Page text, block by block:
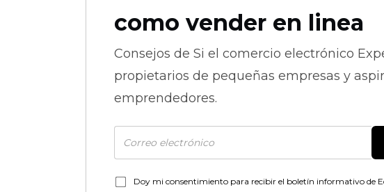
como vender en linea
Consejos de Si el comercio electrónico
propietarios de pequeñas empresas y
emprendedores.
Doy mi consentimiento para recibir el boletín informativo de